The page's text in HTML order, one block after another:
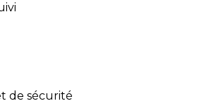
de sécurité